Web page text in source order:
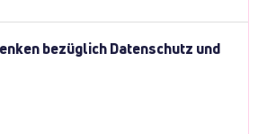
bezüglich Datenschutz und